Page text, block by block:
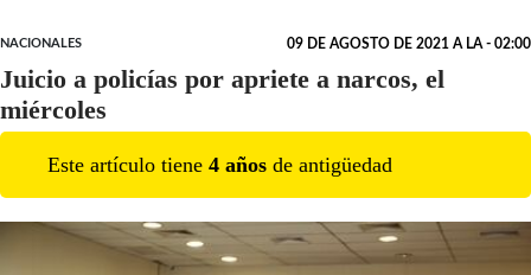
NACIONALES 09 DE AGOSTO DE 2021 A LA - 02:00
Juicio a policías por apriete a narcos, el
miércoles
Este artículo tiene 4 años de antigüedad